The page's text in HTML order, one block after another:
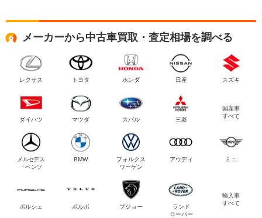
メーカーから中古車買取・査定相場を調べる
レクサス トヨタ ホンダ 日産 スズキ
ダイハツ マツダ スバル 三菱
国産車
すべて
メルセデス
・ベンツ
BMW
フォルクス
ワーゲン
アウディ ミニ
ポルシェ ボルボ プジョー
ランド
ローバー
輸入車
すべて